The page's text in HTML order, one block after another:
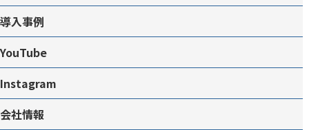
導入事例
YouTube
Instagram
会社情報